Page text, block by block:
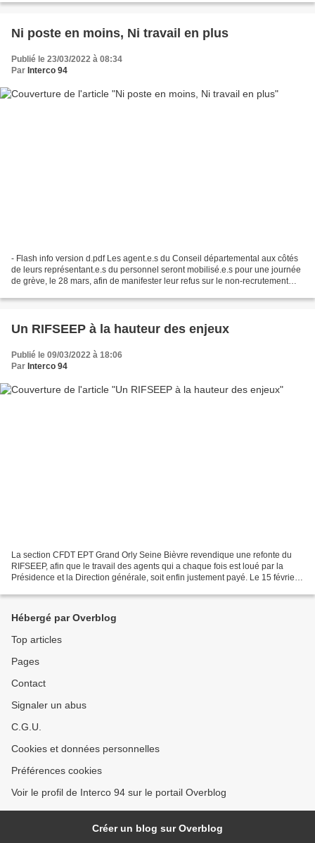
Ni poste en moins, Ni travail en plus
Publié le 23/03/2022 à 08:34
Par Interco 94
- Flash info version d.pdf Les agent.e.s du Conseil départemental aux côtés
de leurs représentant.e.s du personnel seront mobilisé.e.s pour une journée
de grève, le 28 mars, afin de manifester leur refus sur le non-recrutement
Un RIFSEEP à la hauteur des enjeux
Publié le 09/03/2022 à 18:06
Par Interco 94
La section CFDT EPT Grand Orly Seine Bièvre revendique une refonte du
RIFSEEP, afin que le travail des agents qui a chaque fois est loué par la
Présidence et la Direction générale, soit enfin justement payé. Le 15 février
Hébergé par Overblog
Top articles
Pages
Contact
Signaler un abus
C.G.U.
Cookies et données personnelles
Préférences cookies
Voir le profil de Interco 94 sur le portail Overblog
Créer un blog sur Overblog